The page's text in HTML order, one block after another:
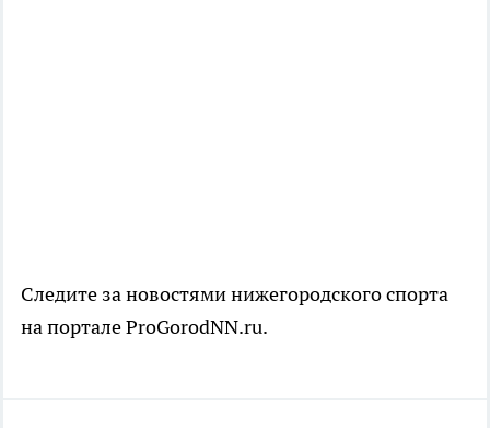
Следите за новостями нижегородского спорта
на портале ProGorodNN.ru.